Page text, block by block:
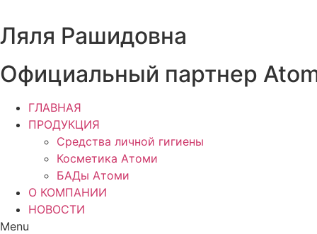
к
содержимому
Ляля Рашидовна
Официальный партнер
ГЛАВНАЯ
ПРОДУКЦИЯ
Средства личной гигиены
Косметика Атоми
БАДы Атоми
О КОМПАНИИ
НОВОСТИ
Menu